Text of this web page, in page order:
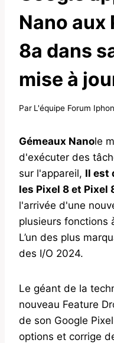
Nano aux
8a dans
mise à
Par L'équipe Forum
Gémeaux Nanole
d'exécuter des
sur l'appareil, Il est
les Pixel 8 et Pixel
l'arrivée d'une
plusieurs fonctions
L’un des plus
des I/O 2024.
Le géant de la
nouveau Feature
de son Google
options et corrige